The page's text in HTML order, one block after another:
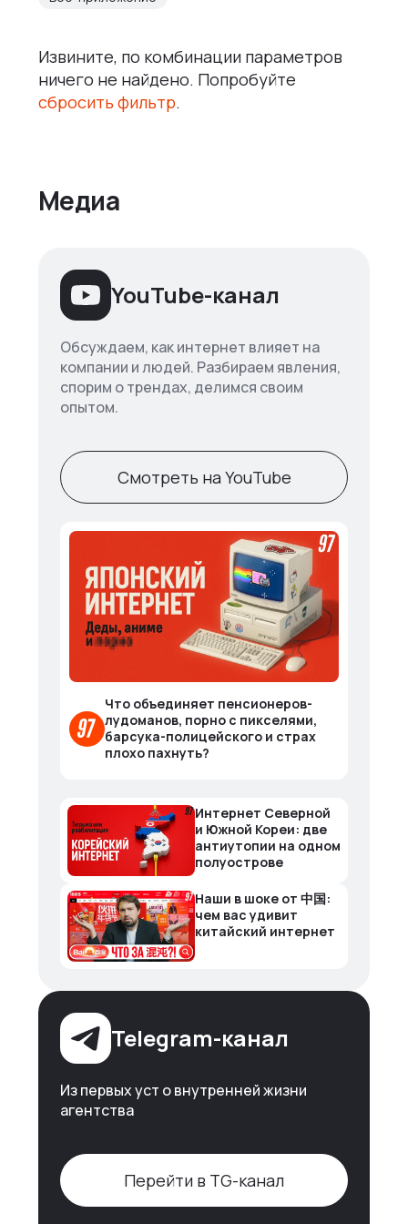
Извините, по комбинации параметров
ничего не найдено. Попробуйте
сбросить фильтр.
Медиа
YouTube-канал
Обсуждаем, как интернет влияет на
компании и людей. Разбираем явления,
спорим о трендах, делимся своим
опытом.
Смотреть на YouTube
Что объединяет пенсионеров-
лудоманов, порно с пикселями,
барсука-полицейского и страх
плохо пахнуть?
Интернет Северной
и Южной Кореи: две
антиутопии на одном
полуострове
Наши в шоке от 中国:
чем вас удивит
китайский интернет
Telegram-канал
Из первых уст о внутренней жизни
агентства
Перейти в TG-канал